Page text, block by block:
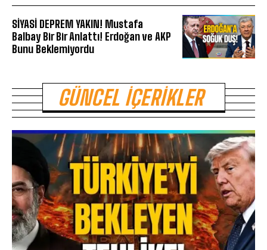
SİYASİ DEPREM YAKIN! Mustafa
Balbay Bir Bir Anlattı! Erdoğan ve AKP
Bunu Beklemiyordu
GÜNCEL İÇERIKLER